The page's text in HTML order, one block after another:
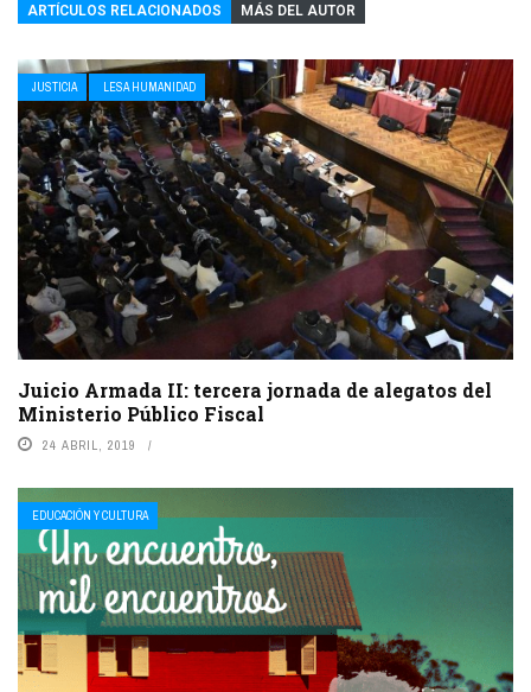
ARTÍCULOS RELACIONADOS MÁS DEL AUTOR
JUSTICIA LESA HUMANIDAD
Juicio Armada II: tercera jornada de alegatos del
Ministerio Público Fiscal
24 ABRIL, 2019
EDUCACIÓN Y CULTURA